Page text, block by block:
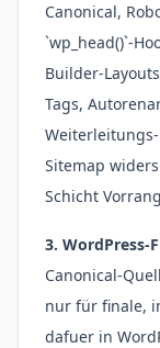
Canonical,
`wp_head()`-
Builder-
Tags,
Sitemap
Schicht
3. WordPress-
Canonical-
nur für finale,
dafuer in